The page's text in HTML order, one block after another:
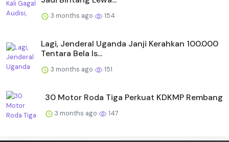
3 months ago 154
Lagi, Jenderal Uganda Janji Kerahkan 100.000
Tentara Bela Is...
3 months ago 151
30 Motor Roda Tiga Perkuat KDKMP Rembang
3 months ago 147